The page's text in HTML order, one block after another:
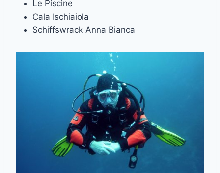
Le Piscine
Cala Ischiaiola
Schiffswrack Anna Bianca